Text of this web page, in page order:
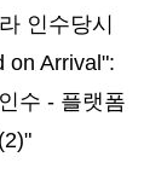
인수당시
on Arrival":
수 - 플랫폼